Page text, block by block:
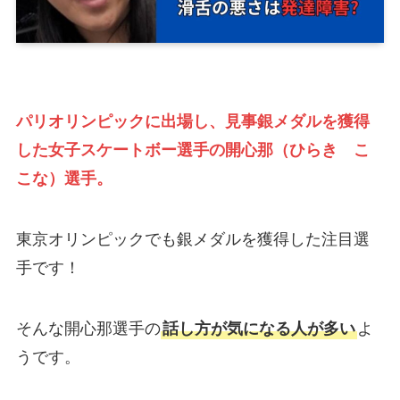
パリオリンピックに出場し、見事銀メダルを獲得
した女子スケートボー選手の開心那（ひらき こ
こな）選手。
東京オリンピックでも銀メダルを獲得した注目選
手です！
そんな開心那選手の話し方が気になる人が多いよ
うです。